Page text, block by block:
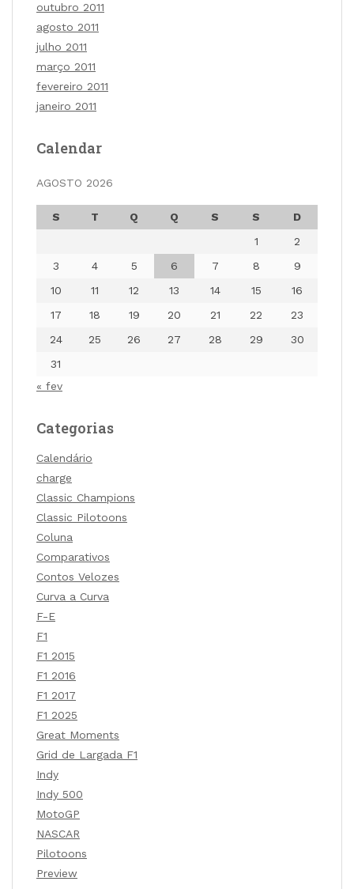
outubro 2011
agosto 2011
julho 2011
março 2011
fevereiro 2011
janeiro 2011
Calendar
AGOSTO 2026
S T Q Q S S
D
1
2
3
4 5 6 7 8
9
10
11 12 13 14 15
16
17
18 19 20 21 22
23
24
25 26 27 28 29
30
31
« fev
Categorias
Calendário
charge
Classic Champions
Classic Pilotoons
Coluna
Comparativos
Contos Velozes
Curva a Curva
F-E
F1
F1 2015
F1 2016
F1 2017
F1 2025
Great Moments
Grid de Largada F1
Indy
Indy 500
MotoGP
NASCAR
Pilotoons
Preview